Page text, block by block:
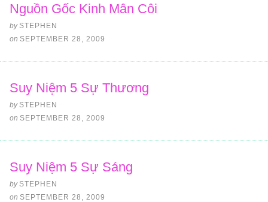
Nguồn Gốc Kinh Mân Côi
by STEPHEN
on SEPTEMBER 28, 2009
Suy Niệm 5 Sự Thương
by STEPHEN
on SEPTEMBER 28, 2009
Suy Niệm 5 Sự Sáng
by STEPHEN
on SEPTEMBER 28, 2009